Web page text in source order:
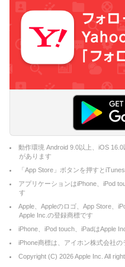
動作環境 Android 9.0以上、iOS
があります
「App Store」ボタンを押すと
アプリケーションはiPhone、iPod
す
Apple、Appleのロゴ、App Store、
Apple Inc.の登録商標です
iPhone、iPod touch、iPadはApple
iPhone商標は、アイホン株式会社
Copyright (C) 2026Apple Inc. All